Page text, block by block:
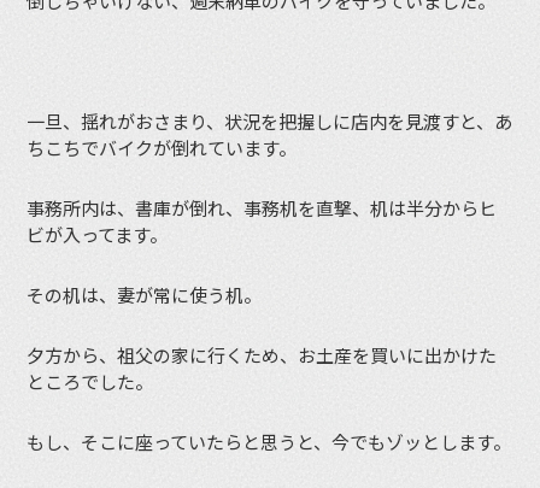
一旦、揺れがおさまり、状況を把握しに店内を見渡すと、あ
ちこちでバイクが倒れています。
事務所内は、書庫が倒れ、事務机を直撃、机は半分からヒ
ビが入ってます。
その机は、妻が常に使う机。
夕方から、祖父の家に行くため、お土産を買いに出かけた
ところでした。
もし、そこに座っていたらと思うと、今でもゾッとします。